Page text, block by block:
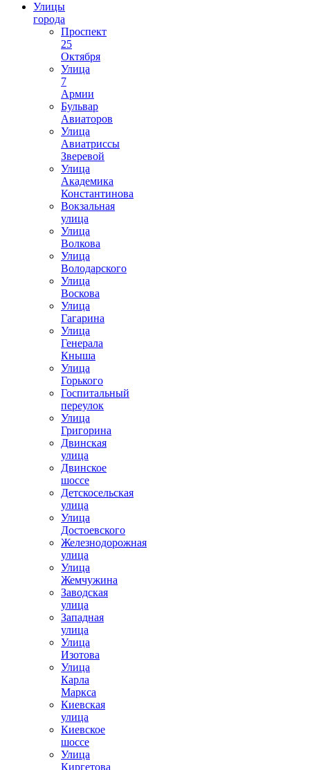
Улицы
города
Проспект
25
Октября
Улица
7
Армии
Бульвар
Авиаторов
Улица
Авиатриссы
Зверевой
Улица
Академика
Константинова
Вокзальная
улица
Улица
Волкова
Улица
Володарского
Улица
Воскова
Улица
Гагарина
Улица
Генерала
Кныша
Улица
Горького
Госпитальный
переулок
Улица
Григорина
Двинская
улица
Двинское
шоссе
Детскосельская
улица
Улица
Достоевского
Железнодорожная
улица
Улица
Жемчужина
Заводская
улица
Западная
улица
Улица
Изотова
Улица
Карла
Маркса
Киевская
улица
Киевское
шоссе
Улица
Киргетова